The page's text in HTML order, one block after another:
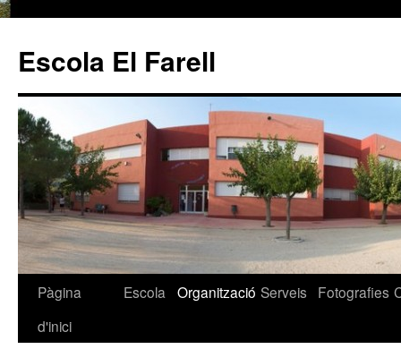
Escola El Farell
Vés
Pàgina
d'inici
Escola Organització Serveis Fotografies